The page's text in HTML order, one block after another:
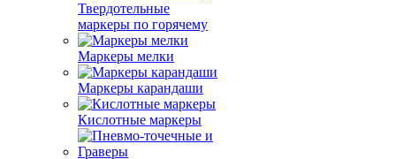
Твердотельные
маркеры по горячему
Маркеры мелки
Маркеры карандаши
Кислотные маркеры